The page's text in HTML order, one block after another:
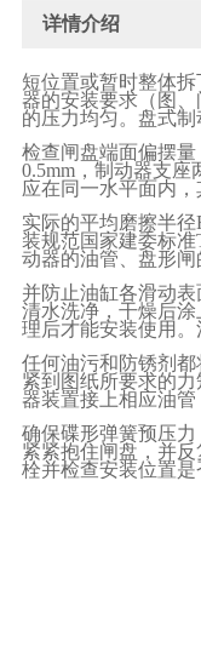
详情介绍
短位置或暂时整体
器的安装要求（图
的压力均匀。盘式
检查闸盘端面偏摆
0.5mm ，制动器支
应在同一水平面内
实际的平均磨擦半径
装规范国家建委标准
动器的油管、盘形
并防止油缸各滑动
清水洗净，干燥后
理后才能安装使用
任何油污和防锈剂
紧到图纸所要求的
器装置接上相应油
确保碟形弹簧预压
紧紧抱住闸盘，并
栓并检查安装位置